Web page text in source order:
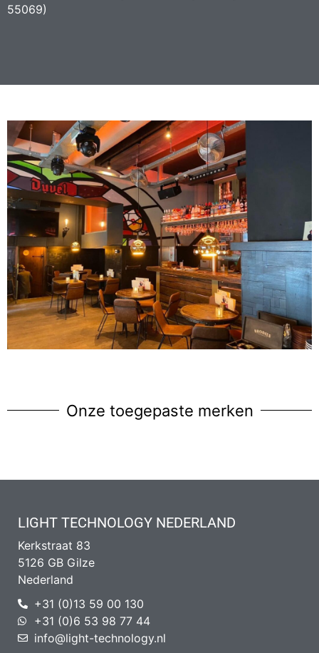
55069)
Onze toegepaste merken​
LIGHT TECHNOLOGY NEDERLAND
Kerkstraat 83
5126 GB Gilze
Nederland
+31 (0)13 59 00 130
+31 (0)6 53 98 77 44
info@light-technology.nl